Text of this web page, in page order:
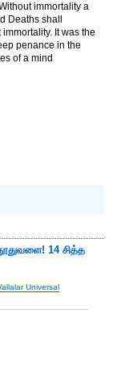
immortality a
Deaths shall
It was the
penance in the
of a mind
14 சித்த
Universal